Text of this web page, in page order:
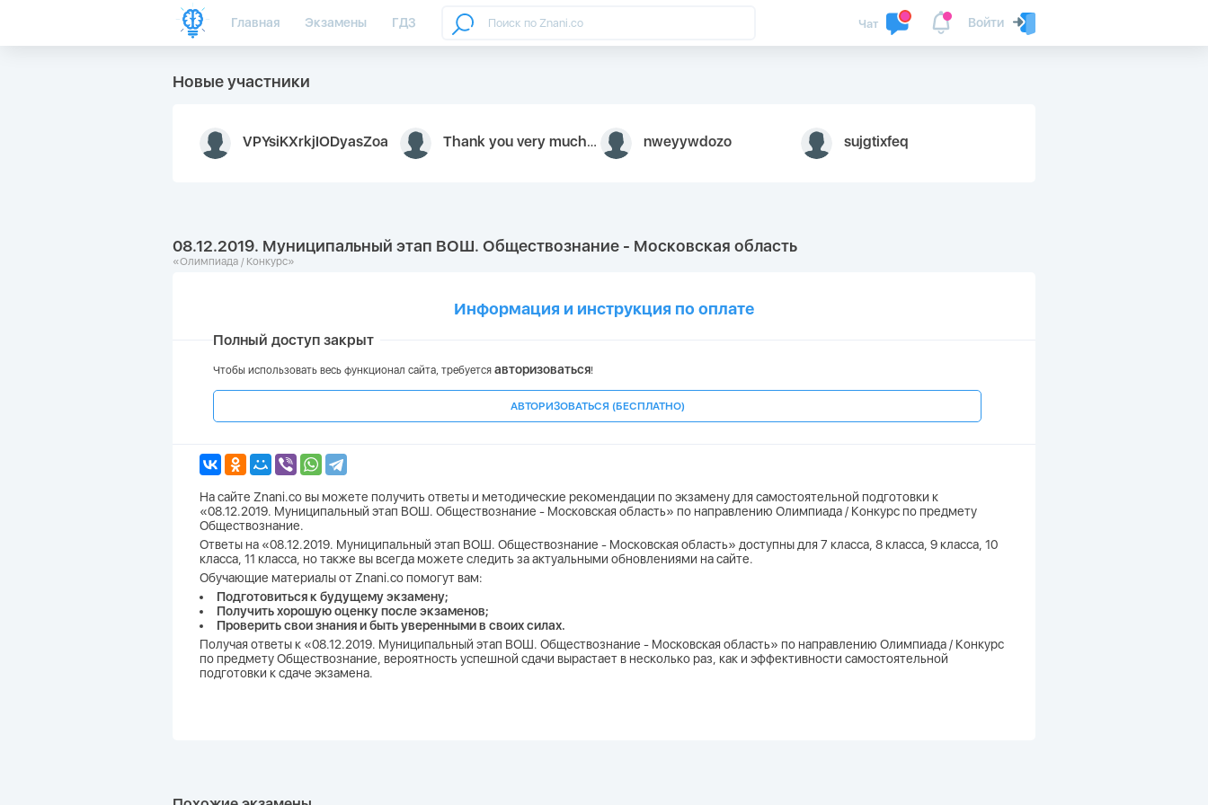
Главная Экзамены ГДЗ Войти
Чат
Новые участники
VPYsiKXrkjIODyasZoa Thank you very much for your inquiry We appreciate you 9126052 https://youtube.com faceapple ! nweyywdozo sujgtixfeq
08.12.2019. Муниципальный этап ВОШ. Обществознание - Московская область
«Олимпиада / Конкурс»
Информация и инструкция по оплате
Полный доступ закрыт
Чтобы использовать весь функционал сайта, требуется авторизоваться!
АВТОРИЗОВАТЬСЯ (БЕСПЛАТНО)
На сайте Znani.co вы можете получить ответы и методические рекомендации по экзамену для самостоятельной подготовки к
«08.12.2019. Муниципальный этап ВОШ. Обществознание - Московская область» по направлению Олимпиада / Конкурс по предмету
Обществознание.
Ответы на «08.12.2019. Муниципальный этап ВОШ. Обществознание - Московская область» доступны для 7 класса, 8 класса, 9 класса, 10
класса, 11 класса, но также вы всегда можете следить за актуальными обновлениями на сайте.
Обучающие материалы от Znani.co помогут вам:
Подготовиться к будущему экзамену;
Получить хорошую оценку после экзаменов;
Проверить свои знания и быть уверенными в своих силах.
Получая ответы к «08.12.2019. Муниципальный этап ВОШ. Обществознание - Московская область» по направлению Олимпиада / Конкурс
по предмету Обществознание, вероятность успешной сдачи вырастает в несколько раз, как и эффективности самостоятельной
подготовки к сдаче экзамена.